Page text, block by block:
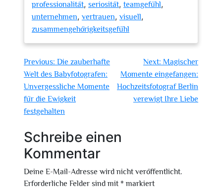
professionalität, seriosität, teamgefühl,
unternehmen, vertrauen, visuell,
zusammengehörigkeitsgefühl
Beitragsnavigation
Previous: Die zauberhafte
Welt des Babyfotografen:
Unvergessliche Momente
für die Ewigkeit
festgehalten
Next: Magischer
Momente eingefangen:
Hochzeitsfotograf Berlin
verewigt Ihre Liebe
Schreibe einen
Kommentar
Deine E-Mail-Adresse wird nicht veröffentlicht.
Erforderliche Felder sind mit * markiert